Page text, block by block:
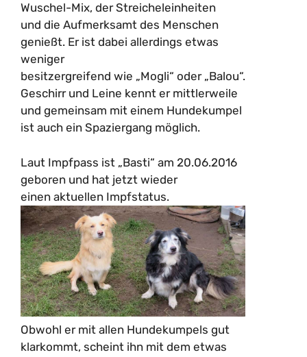
Wuschel-Mix, der Streicheleinheiten
und die Aufmerksamt des Menschen
genießt. Er ist dabei allerdings etwas
weniger
besitzergreifend wie „Mogli“ oder „Balou“.
Geschirr und Leine kennt er mittlerweile
und gemeinsam mit einem Hundekumpel
ist auch ein Spaziergang möglich.
Laut Impfpass ist „Basti“ am 20.06.2016
geboren und hat jetzt wieder
einen aktuellen Impfstatus.
Obwohl er mit allen Hundekumpels gut
klarkommt, scheint ihn mit dem etwas